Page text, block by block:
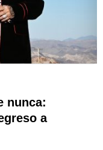
nunca:
a